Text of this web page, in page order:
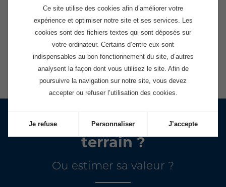
Vous souhaitez vendre un
terrain ?
Ou estimer sa valeur ?
Ce site utilise des cookies afin d’améliorer votre
expérience et optimiser notre site et ses services. Les
cookies sont des fichiers textes qui sont déposés sur
votre ordinateur. Certains d’entre eux sont
indispensables au bon fonctionnement du site, d’autres
analysent la façon dont vous utilisez le site. Afin de
poursuivre la navigation sur notre site, vous devez
accepter ou refuser l’utilisation des cookies.
Je refuse Personnaliser J’accepte